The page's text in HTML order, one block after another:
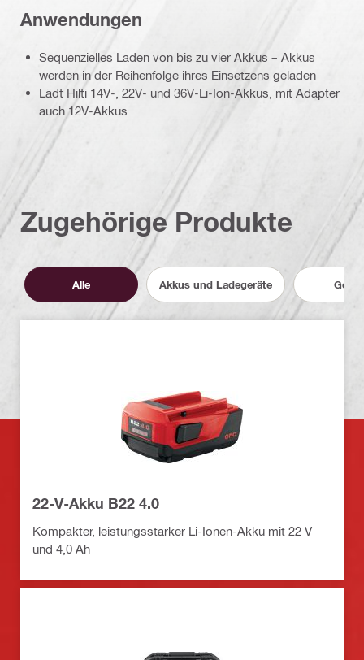
Anwendungen
Sequenzielles Laden von bis zu vier Akkus – Akkus
werden in der Reihenfolge ihres Einsetzens geladen
Lädt Hilti 14V-, 22V- und 36V-Li-Ion-Akkus, mit Adapter
auch 12V-Akkus
Zugehörige Produkte
Alle Akkus und Ladegeräte
22-V-Akku B22 4.0
Kompakter, leistungsstarker Li-Ionen-Akku mit 22 V
und 4,0 Ah